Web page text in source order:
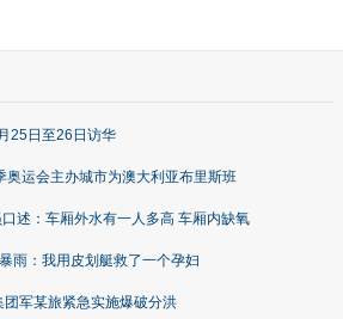
25日至26日访华
奥运会主办城市为澳大利亚布里斯班
述：车厢外水有一人多高 车厢内缺氧
雨：我用皮划艇救了一个孕妇
军某旅紧急实施爆破分洪